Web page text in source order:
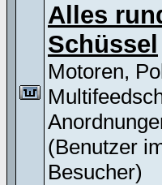
Alles
Schüssel
Motoren,
(Benutzer
Besucher)